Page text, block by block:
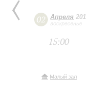
02 Апреля
воскресенье
15:00
Малый зал